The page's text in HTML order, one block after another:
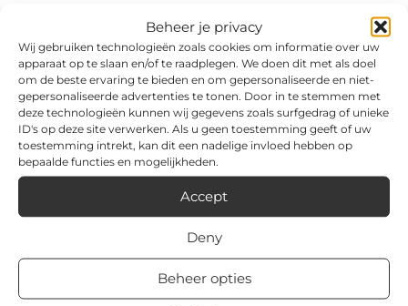
Beheer je privacy
Wij gebruiken technologieën zoals cookies om informatie over uw
apparaat op te slaan en/of te raadplegen. We doen dit met als doel
om de beste ervaring te bieden en om gepersonaliseerde en niet-
gepersonaliseerde advertenties te tonen. Door in te stemmen met
deze technologieën kunnen wij gegevens zoals surfgedrag of unieke
ID's op deze site verwerken. Als u geen toestemming geeft of uw
toestemming intrekt, kan dit een nadelige invloed hebben op
bepaalde functies en mogelijkheden.
Accept
Deny
Beheer opties